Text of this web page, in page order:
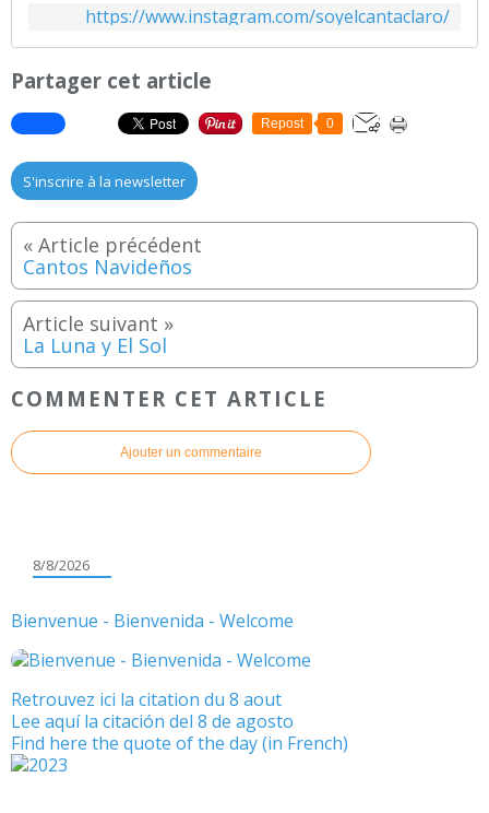
https://www.instagram.com/soyelcantaclaro/
Partager cet article
Repost 0
S'inscrire à la newsletter
Cantos Navideños
La Luna y El Sol
COMMENTER CET ARTICLE
Ajouter un commentaire
8/8/2026
Bienvenue - Bienvenida - Welcome
Retrouvez ici la citation du 8 aout
Lee aquí la citación del 8 de agosto
Find here the quote of the day (in French)